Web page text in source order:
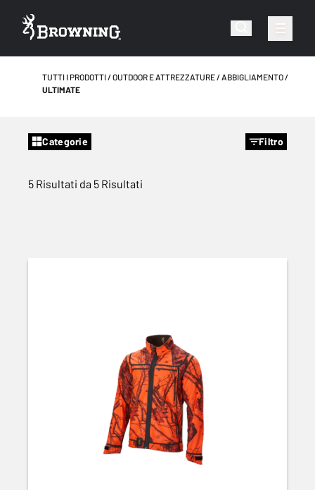
TUTTI I PRODOTTI OUTDOOR E ATTREZZATURE
ABBIGLIAMENTO
ULTIMATE
Categorie Filtro
5 Risultati da 5 Risultati